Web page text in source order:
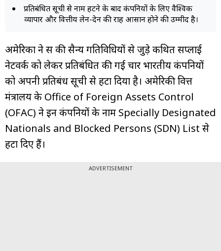
प्रतिबंधित सूची से नाम हटने के बाद कंपनियों के लिए वैश्विक
व्यापार और वित्तीय लेन-देन की राह आसान होने की उम्मीद है।
अमेरिका ने रूस की सैन्य गतिविधियों से जुड़े कथित सप्लाई
नेटवर्क को लेकर प्रतिबंधित की गई चार भारतीय कंपनियों
को अपनी प्रतिबंध सूची से हटा दिया है। अमेरिकी वित्त
मंत्रालय के Office of Foreign Assets Control
(OFAC) ने इन कंपनियों के नाम Specially Designated
Nationals and Blocked Persons (SDN) List से
हटा दिए हैं।
ADVERTISEMENT